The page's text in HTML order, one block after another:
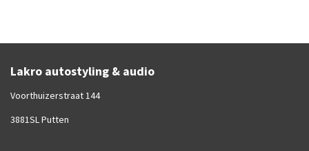
Lakro autostyling & audio
Voorthuizerstraat 144
3881SL Putten